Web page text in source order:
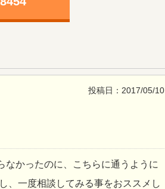
投稿日：2017/05/10
なかったのに、こちらに通うように
、一度相談してみる事をおススメし